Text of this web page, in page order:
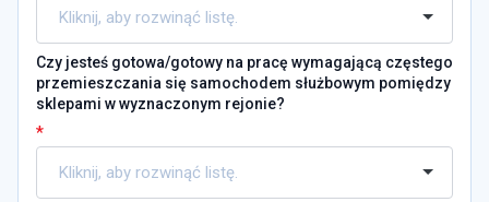
Czy jesteś gotowa/gotowy na pracę wymagającą częstego
przemieszczania się samochodem służbowym pomiędzy
sklepami w wyznaczonym rejonie?
*